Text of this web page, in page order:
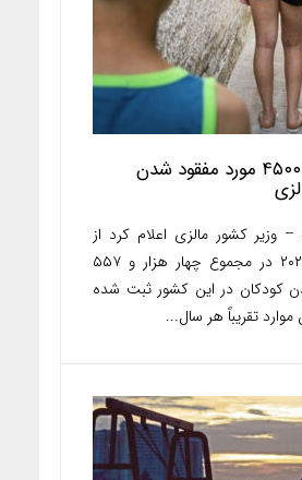
ثبت بیش از ۴۵۰۰ مورد مفقود شدن
وزیر کشور مالزی اعلام کرد از
سال ۲۰۲۱ تا ۲۰۲۵ در مجموع چهار هزار و ۵۵۷
کودکان در این کشور ثبت شده
تقریباً هر سال...